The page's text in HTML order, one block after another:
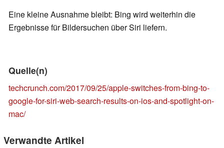
Eine kleine Ausnahme bleibt: Bing wird weiterhin die
Ergebnisse für Bildersuchen über Siri liefern.
Quelle(n)
techcrunch.com/2017/09/25/apple-switches-from-bing-to-
google-for-siri-web-search-results-on-ios-and-spotlight-on-
mac/
Verwandte Artikel